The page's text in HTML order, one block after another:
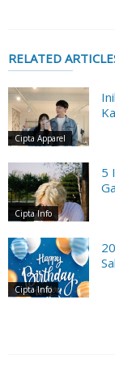
RELATED
Cipta Apparel
Cipta Info
5
Cipta Info